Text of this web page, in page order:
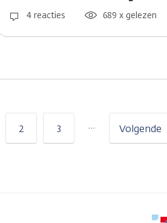
4 reacties 689 x gelezen
2 3 … Volgende